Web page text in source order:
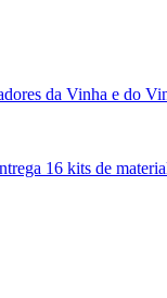
da Vinha e do
16 kits de